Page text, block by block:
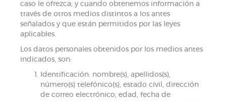
caso le ofrezca; y cuando obtenemos información a
través de otros medios distintos a los antes
señalados y que están permitidos por las leyes
aplicables.
Los datos personales obtenidos por los medios antes
indicados, son:
Identificación: nombre(s), apellidos(s),
número(s) telefónico(s), estado civil, dirección
de correo electrónico, edad, fecha de